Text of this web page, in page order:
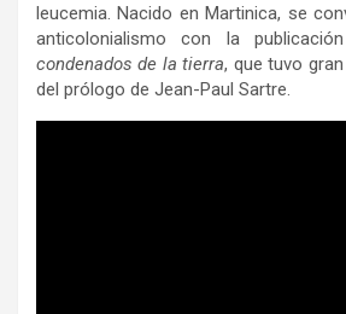
leucemia. Nacido en Martinica, se
anticolonialismo con la
condenados de la tierra, que tuvo
del prólogo de Jean-Paul Sartre.